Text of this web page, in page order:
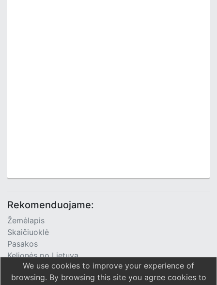
Rekomenduojame:
Žemėlapis
Skaičiuoklė
Pasakos
Kelionės po Lietuvą
TV Programa
We use cookies to improve your experience of
browsing. By browsing this site you agree cookies to